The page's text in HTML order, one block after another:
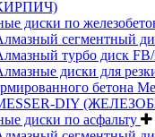
диски по
сегментный
турбо диск
диски для
бетона
DIY
диски по асфальту